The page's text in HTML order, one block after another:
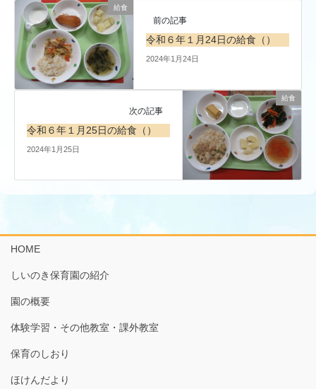
給食
前の記事
令和６年１月24日の給食（）
2024年1月24日
給食
次の記事
令和６年１月25日の給食（）
2024年1月25日
HOME
しいのき保育園の紹介
園の概要
体験学習・その他教室・課外教室
保育のしおり
ほけんだより